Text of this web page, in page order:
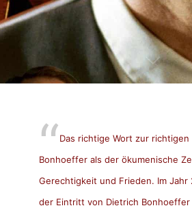
Das richtige Wort zur richtigen
Bonhoeffer als der ökumenische
Gerechtigkeit und Frieden. Im Jahr
der Eintritt von Dietrich Bonhoeffer